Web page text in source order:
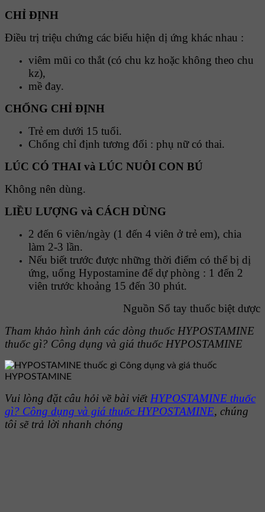
CHỈ ĐỊNH
Điều trị triệu chứng các biểu hiện dị ứng khác nhau :
viêm mũi co thắt (có chu kz hoặc không theo chu
kz),
mề đay.
CHỐNG CHỈ ĐỊNH
Trẻ em dưới 15 tuổi.
Chống chỉ định tương đối : phụ nữ có thai.
LÚC CÓ THAI và LÚC NUÔI CON BÚ
Không nên dùng.
LIỀU LƯỢNG và CÁCH DÙNG
2 đến 6 viên/ngày (1 đến 4 viên ở trẻ em), chia
làm 2-3 lần.
Nếu biết trước được những thời điểm có thể bị dị
ứng, uống Hypostamine để dự phòng : 1 đến 2
viên trước khoảng 15 đến 30 phút.
Nguồn Sổ tay thuốc biệt dược
Tham khảo hình ảnh các dòng thuốc HYPOSTAMINE
thuốc gì? Công dụng và giá thuốc HYPOSTAMINE
Vui lòng đặt câu hỏi về bài viếtHYPOSTAMINE thuốc
gì? Công dụng và giá thuốc HYPOSTAMINE, chúng
tôi sẽ trả lời nhanh chóng